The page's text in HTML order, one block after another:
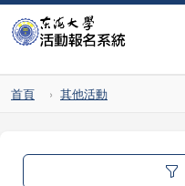
首頁 其他活動